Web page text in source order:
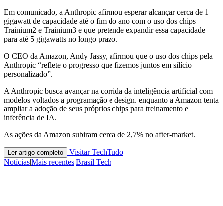
Em comunicado, a Anthropic afirmou esperar alcançar cerca de 1
gigawatt de capacidade até o fim do ano com o uso dos chips
Trainium2 e Trainium3 e que pretende expandir essa capacidade
para até 5 gigawatts no longo prazo.
O CEO da Amazon, Andy Jassy, afirmou que o uso dos chips pela
Anthropic “reflete o progresso que fizemos juntos em silício
personalizado”.
A Anthropic busca avançar na corrida da inteligência artificial com
modelos voltados a programação e design, enquanto a Amazon tenta
ampliar a adoção de seus próprios chips para treinamento e
inferência de IA.
As ações da Amazon subiram cerca de 2,7% no after-market.
Ler artigo completo
Visitar TechTudo
Notícias|Mais recentes|Brasil Tech